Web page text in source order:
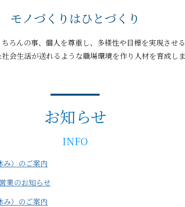
モノづくりはひとづくり
ろんの事、個人を尊重し、多様性や目標を実現させる
会生活が送れるような職場環境を作り人材を育成しま
お知らせ
INFO
み）のご案内
業のお知らせ
み）のご案内